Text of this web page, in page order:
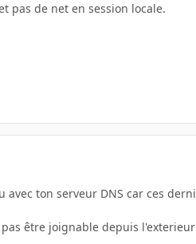
pas de net en session locale.
ton serveur DNS car ces
être joignable depuis